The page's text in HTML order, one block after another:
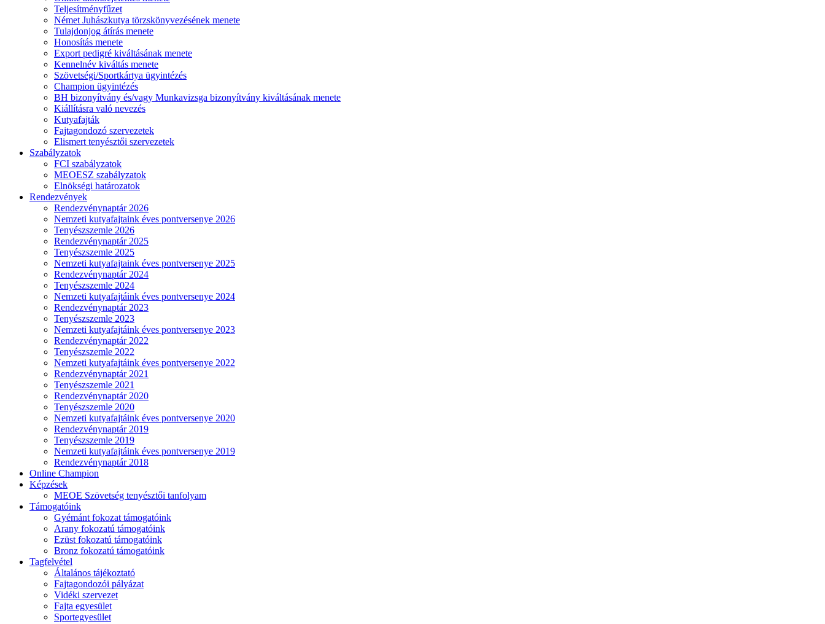
Teljesítményfűzet
Német Juhászkutya törzskönyvezésének menete
Tulajdonjog átírás menete
Honosítás menete
Export pedigré kiváltásának menete
Kennelnév kiváltás menete
Szövetségi/Sportkártya ügyintézés
Champion ügyintézés
BH bizonyítvány és/vagy Munkavizsga bizonyítvány kiváltásának menete
Kiállításra való nevezés
Kutyafajták
Fajtagondozó szervezetek
Elismert tenyésztői szervezetek
Szabályzatok
FCI szabályzatok
MEOESZ szabályzatok
Elnökségi határozatok
Rendezvények
Rendezvénynaptár 2026
Nemzeti kutyafajtaink éves pontversenye 2026
Tenyészszemle 2026
Rendezvénynaptár 2025
Tenyészszemle 2025
Nemzeti kutyafajtaink éves pontversenye 2025
Rendezvénynaptár 2024
Tenyészszemle 2024
Nemzeti kutyafajtáink éves pontversenye 2024
Rendezvénynaptár 2023
Tenyészszemle 2023
Nemzeti kutyafajtáink éves pontversenye 2023
Rendezvénynaptár 2022
Tenyészszemle 2022
Nemzeti kutyafajtáink éves pontversenye 2022
Rendezvénynaptár 2021
Tenyészszemle 2021
Rendezvénynaptár 2020
Tenyészszemle 2020
Nemzeti kutyafajtáink éves pontversenye 2020
Rendezvénynaptár 2019
Tenyészszemle 2019
Nemzeti kutyafajtáink éves pontversenye 2019
Rendezvénynaptár 2018
Online Champion
Képzések
MEOE Szövetség tenyésztői tanfolyam
Támogatóink
Gyémánt fokozat támogatóink
Arany fokozatú támogatóink
Ezüst fokozatú támogatóink
Bronz fokozatú támogatóink
Tagfelvétel
Általános tájékoztató
Fajtagondozói pályázat
Vidéki szervezet
Fajta egyesület
Sportegyesület